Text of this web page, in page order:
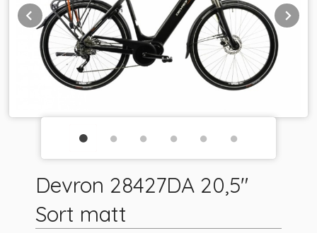
Prev
Devron 28427DA 20,5"
Sort matt